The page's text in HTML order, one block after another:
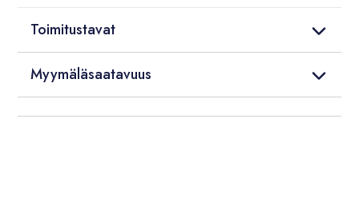
Toimitustavat
Myymäläsaatavuus